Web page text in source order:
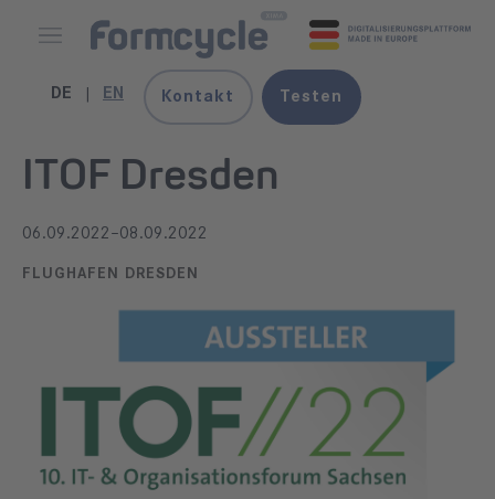
DE EN Kontakt Testen
ITOF Dresden
06.09.2022–08.09.2022
FLUGHAFEN DRESDEN